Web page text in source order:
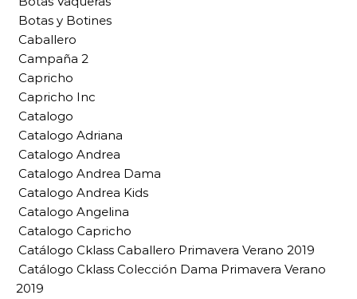
Botas y Botines
Caballero
Campaña 2
Capricho
Capricho Inc
Catalogo
Catalogo Adriana
Catalogo Andrea
Catalogo Andrea Dama
Catalogo Andrea Kids
Catalogo Angelina
Catalogo Capricho
Catálogo Cklass Caballero Primavera Verano 2019
Catálogo Cklass Colección Dama Primavera Verano
2019